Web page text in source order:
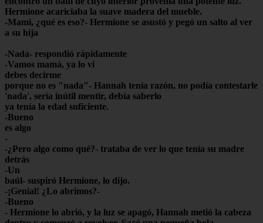
Hermione acariciaba la suave madera del mueble.
-Mami, ¿qué es eso?- Hermione se asustó y pegó un salto al ver
a su hija
-Nada- respondió rápidamente
-Vamos mamá, ya lo vi
debes decirme
porque no es "nada"- Hannah tenía razón, no podía contestarle
'nada', sería inútil mentir, debía saberlo
ya tenía la edad suficiente.
-Bueno
es algo
-
-¿Pero algo como qué?- trataba de ver lo que tenía su madre
detrás
-Un
baúl- suspiró Hermione, lo dijo.
-¡Genial! ¿Lo abrimos?-
-Bueno
- Hermione lo abrió, y la luz se apagó, Hannah metió la cabeza